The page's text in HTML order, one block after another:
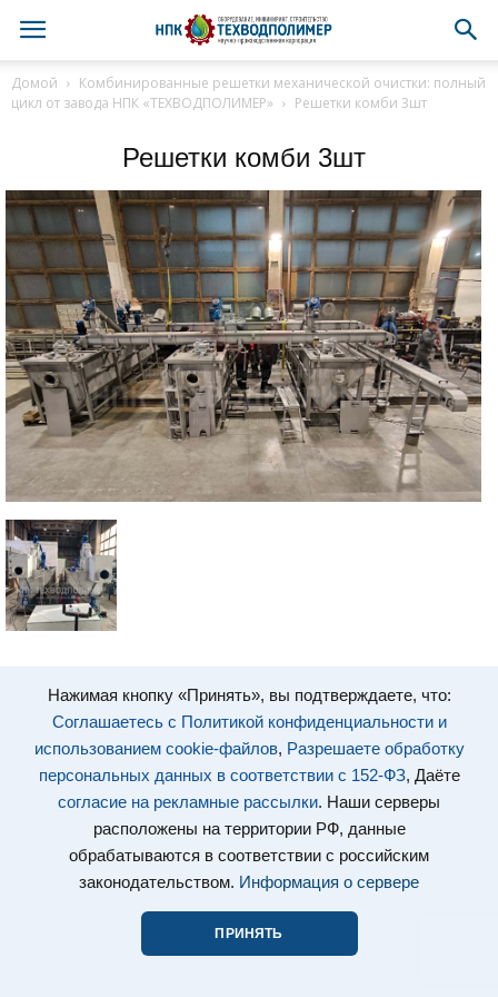
Нажимая кнопку «Принять», вы подтверждаете, что:
Соглашаетесь с Политикой конфиденциальности и
использованием cookie-файлов, Разрешаете обработку
персональных данных в соответствии с 152-ФЗ, Даёте
согласие на рекламные рассылки. Наши серверы
расположены на территории РФ, данные
обрабатываются в соответствии с российским
законодательством. Информация о сервере
ПРИНЯТЬ
Домой
Комбинированные решетки механической очистки: полный
цикл от завода НПК «ТЕХВОДПОЛИМЕР»
Решетки комби 3шт
Решетки комби 3шт